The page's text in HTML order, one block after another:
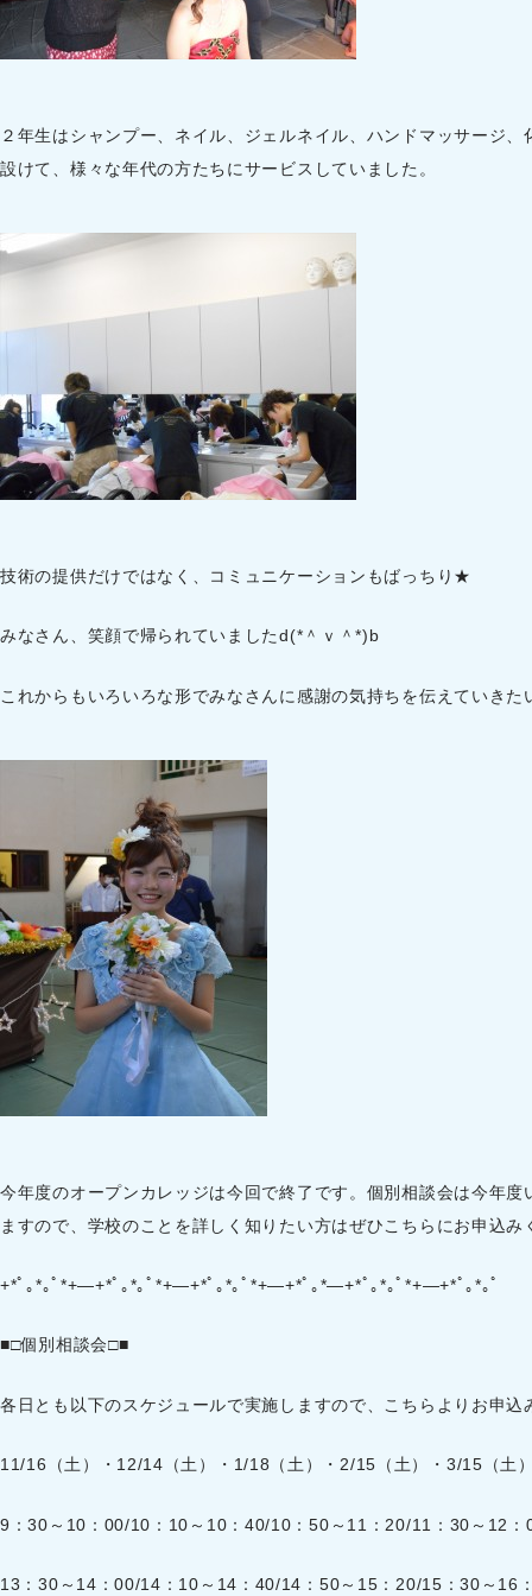
２年生はシャンプー、ネイル、ジェルネイル、ハンドマッサージ、
設けて、様々な年代の方たちにサービスしていました。
技術の提供だけではなく、コミュニケーションもばっちり★
みなさん、笑顔で帰られていましたd(*＾ｖ＾*)b
これからもいろいろな形でみなさんに感謝の気持ちを伝えていきた
今年度のオープンカレッジは今回で終了です。個別相談会は今年度
ますので、学校のことを詳しく知りたい方はぜひこちらにお申込み
+*ﾟ｡*｡ﾟ*+―+*ﾟ｡*｡ﾟ*+―+*ﾟ｡*｡ﾟ*+―+*ﾟ｡*―+*ﾟ｡*｡ﾟ*+―+*ﾟ｡*｡ﾟ
■□個別相談会□■
各日とも以下のスケジュールで実施しますので、こちらよりお申
11/16（土）・12/14（土）・1/18（土）・2/15（土）・3/15（土）
9：30～10：00/10：10～10：40/10：50～11：20/11：30～12：
13：30～14：00/14：10～14：40/14：50～15：20/15：30～16